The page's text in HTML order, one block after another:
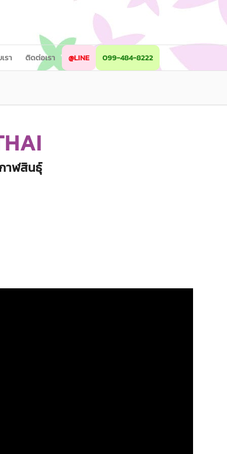
รา ติดต่อเรา @LINE 099-484-8222
าฬสินธุ์